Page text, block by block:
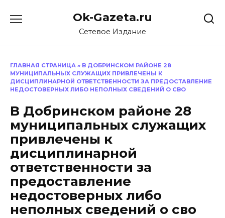
Ok-Gazeta.ru
Сетевое Издание
ГЛАВНАЯ СТРАНИЦА » В ДОБРИНСКОМ РАЙОНЕ 28
МУНИЦИПАЛЬНЫХ СЛУЖАЩИХ ПРИВЛЕЧЕНЫ К
ДИСЦИПЛИНАРНОЙ ОТВЕТСТВЕННОСТИ ЗА ПРЕДОСТАВЛЕНИЕ
НЕДОСТОВЕРНЫХ ЛИБО НЕПОЛНЫХ СВЕДЕНИЙ О СВО
В Добринском районе 28
муниципальных служащих
привлечены к
дисциплинарной
ответственности за
предоставление
недостоверных либо
неполных сведений о сво